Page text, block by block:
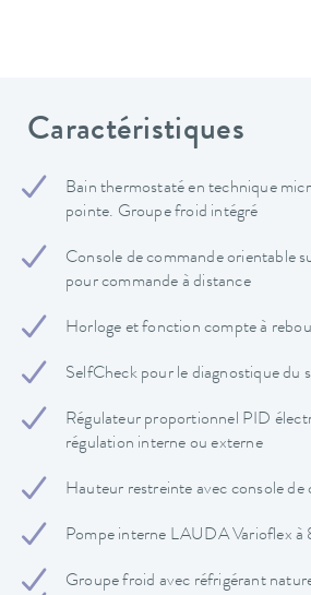
Caractéristiques
Bain thermostaté en technique
pointe. Groupe froid intégré
Console de commande orientable
pour commande à distance
Horloge et fonction compte à
SelfCheck pour le diagnostique du
Régulateur proportionnel PID
régulation interne ou externe
Hauteur restreinte avec console de
Pompe interne LAUDA Varioflex à
Groupe froid avec réfrigérant